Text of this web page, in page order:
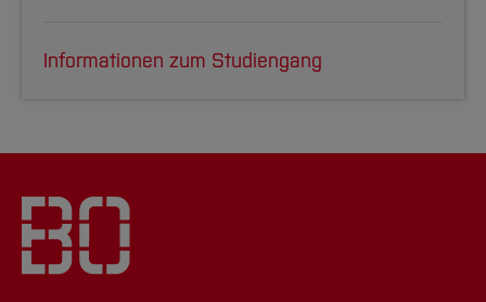
Informationen zum Studiengang